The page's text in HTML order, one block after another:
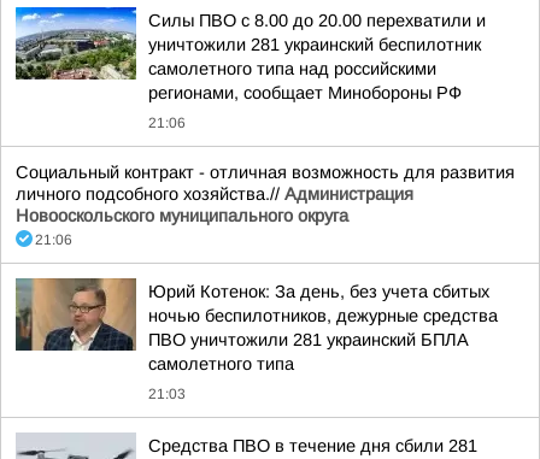
Силы ПВО с 8.00 до 20.00 перехватили и
уничтожили 281 украинский беспилотник
самолетного типа над российскими
регионами, сообщает Минобороны РФ
21:06
Социальный контракт - отличная возможность для развития
личного подсобного хозяйства.// Администрация
Новооскольского муниципального округа
21:06
Юрий Котенок: За день, без учета сбитых
ночью беспилотников, дежурные средства
ПВО уничтожили 281 украинский БПЛА
самолетного типа
21:03
Средства ПВО в течение дня сбили 281